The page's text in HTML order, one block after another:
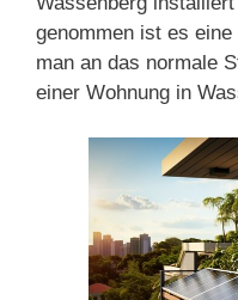
genommen ist es
man an das normale
einer Wohnung in